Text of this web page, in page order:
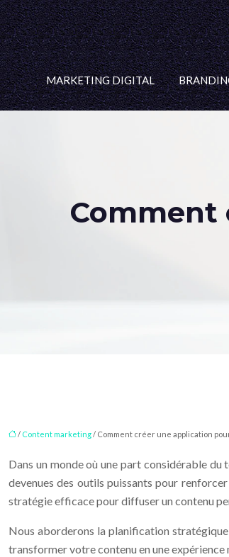
MARKETING DIGITAL
Comment
/ Content marketing/ Comment créer une application
Dans un monde où une part considérable
devenues des outils puissants pour
stratégie efficace pour diffuser un contenu
Nous aborderons la planification
transformer votre contenu en une